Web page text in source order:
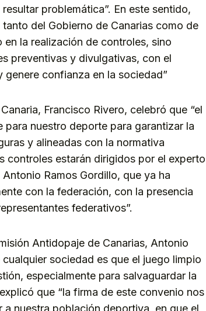
problemática”. En este sentido,
del Gobierno de Canarias como de
en la realización de controles, sino
preventivas y divulgativas, con el
confianza en la sociedad”
Francisco Rivero, celebró que “el
nuestro deporte para garantizar la
y alineadas con la normativa
controles estarán dirigidos por el experto
Ramos Gordillo, que ya ha
con la federación, con la presencia
federativos”.
Antidopaje de Canarias, Antonio
sociedad es que el juego limpio
especialmente para salvaguardar la
que “la firma de este convenio nos
nuestra población deportiva, en que el